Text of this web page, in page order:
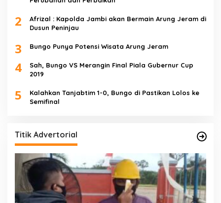
2
Afrizal : Kapolda Jambi akan Bermain Arung Jeram di
Dusun Peninjau
3 Bungo Punya Potensi Wisata Arung Jeram
4
Sah, Bungo VS Merangin Final Piala Gubernur Cup
2019
5
Kalahkan Tanjabtim 1-0, Bungo di Pastikan Lolos ke
Semifinal
Titik Advertorial